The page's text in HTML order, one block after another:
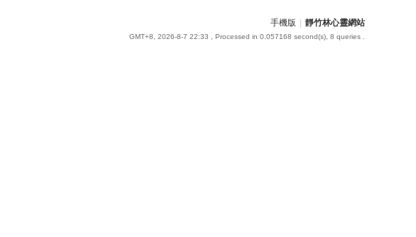
手機版 靜竹林心靈網站
GMT+8, 2026-8-7 22:33 , Processed in 0.057168 second(s), 8 queries .